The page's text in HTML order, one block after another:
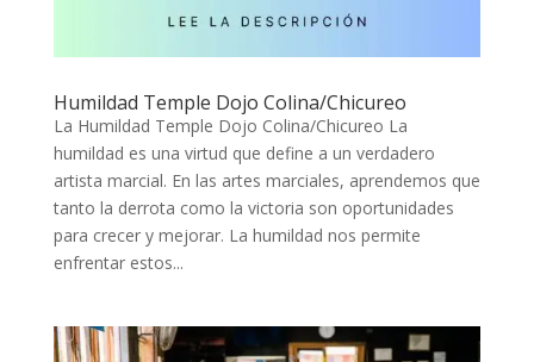
Humildad Temple Dojo Colina/Chicureo
La Humildad Temple Dojo Colina/Chicureo La
humildad es una virtud que define a un verdadero
artista marcial. En las artes marciales, aprendemos que
tanto la derrota como la victoria son oportunidades
para crecer y mejorar. La humildad nos permite
enfrentar estos...